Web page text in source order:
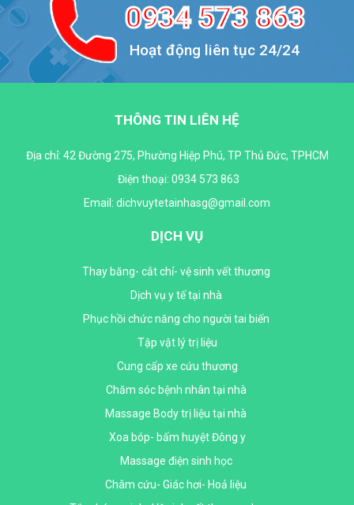
0934 573 863
Hoạt động liên tục 24/24
THÔNG TIN LIÊN HỆ
Địa chỉ: 42 Đường 275, Phường Hiệp Phú, TP Thủ Đức, TPHCM
Điện thoại: 0934 573 863
Email: dichvuytetainhasg@gmail.com
DỊCH VỤ
Thay băng- cắt chỉ- vệ sinh vết thương
Dịch vụ y tế tại nhà
Phục hồi chức năng cho người tai biến
Tập vật lý trị liệu
Cung cấp xe cứu thương
Chăm sóc bệnh nhân tại nhà
Massage Body trị liệu tại nhà
Xoa bóp- bấm huyệt Đông y
Massage điện sinh học
Châm cứu- Giác hơi- Hoả liệu